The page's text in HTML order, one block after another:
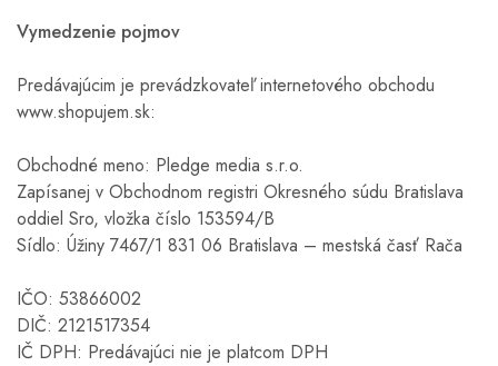
Vymedzenie pojmov
Predávajúcim je prevádzkovateľ internetového obchodu
www.shopujem.sk:
Obchodné meno: Pledge media s.r.o.
Zapísanej v Obchodnom registri Okresného súdu Bratislava
oddiel Sro, vložka číslo 153594/B
Sídlo: Úžiny 7467/1 831 06 Bratislava – mestská časť Rača
IČO: 53866002
DIČ: 2121517354
IČ DPH: Predávajúci nie je platcom DPH